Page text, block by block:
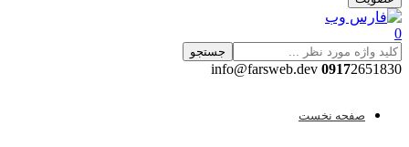
0
جستجو
09172651830 info@farsweb.dev
صفحه نخست